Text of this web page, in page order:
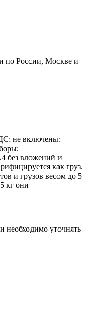
по России, Москве и
не включены:
без вложений и
как груз.
и грузов весом до 5
кг они
необходимо уточнять